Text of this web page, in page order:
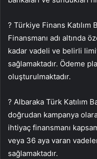
? Türkiye Finans Katılım
Finansmanı adı altında
kadar vadeli ve belirli
sağlamaktadır. Ödeme
oluşturulmaktadır.
? Albaraka Türk Katılım
doğrudan kampanya
ihtiyaç finansmanı
veya 36 aya varan
sağlamaktadır.